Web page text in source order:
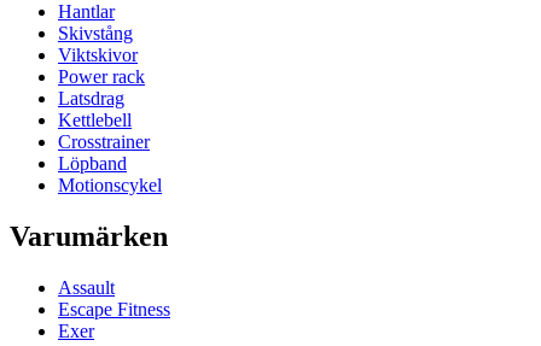
Hantlar
Skivstång
Viktskivor
Power rack
Latsdrag
Kettlebell
Crosstrainer
Löpband
Motionscykel
Varumärken
Assault
Escape Fitness
Exer